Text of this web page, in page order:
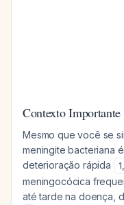
Contexto Importante
Mesmo que você se
meningite bacteriana
deterioração rápida
1,
meningocócica
até tarde na doença,